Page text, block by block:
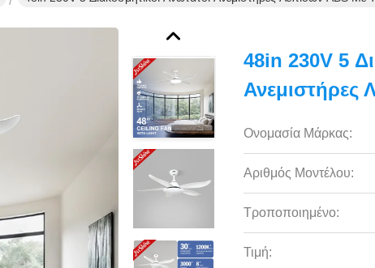
48in 230V 5
Ονομασία Μάρκας:
Αριθμός Μοντέλου:
Τροποποιημένο:
Τιμή: